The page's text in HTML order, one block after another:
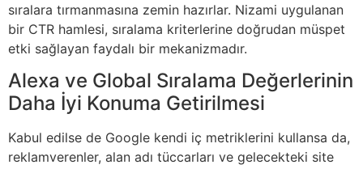
sıralara tırmanmasına zemin hazırlar. Nizami uygulanan
bir CTR hamlesi, sıralama kriterlerine doğrudan müspet
etki sağlayan faydalı bir mekanizmadır.
Alexa ve Global Sıralama Değerlerinin
Daha İyi Konuma Getirilmesi
Kabul edilse de Google kendi iç metriklerini kullansa da,
reklamverenler, alan adı tüccarları ve gelecekteki site